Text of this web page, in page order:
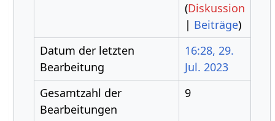
(Diskussion
| Beiträge)
Datum der letzten
Bearbeitung
16:28, 29.
Jul. 2023
Gesamtzahl der
Bearbeitungen
9